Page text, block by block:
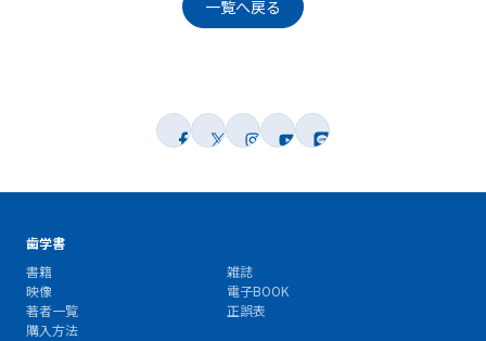
一覧へ戻る
歯学書
書籍
雑誌
映像
電子BOOK
著者一覧
正誤表
購入方法